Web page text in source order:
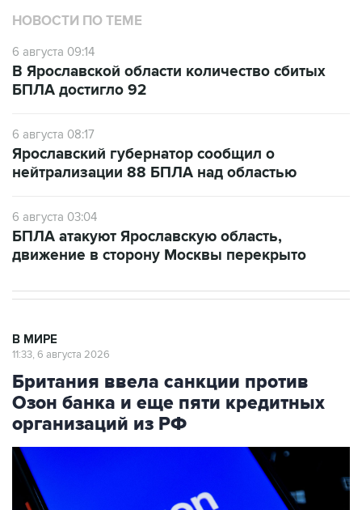
НОВОСТИ ПО ТЕМЕ
6 августа 09:14
В Ярославской области количество сбитых
БПЛА достигло 92
6 августа 08:17
Ярославский губернатор сообщил о
нейтрализации 88 БПЛА над областью
6 августа 03:04
БПЛА атакуют Ярославскую область,
движение в сторону Москвы перекрыто
В МИРЕ
11:33, 6 августа 2026
Британия ввела санкции против
Озон банка и еще пяти кредитных
организаций из РФ